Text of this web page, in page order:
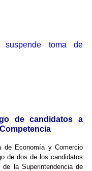
toma de
de candidatos a
de Economía y Comercio
de dos de los candidatos
la Superintendencia de